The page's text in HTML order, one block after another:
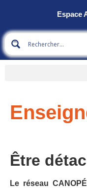
Espace
Être
Le réseau CANOPÉ